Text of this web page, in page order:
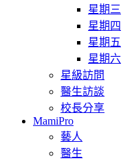
星期三
星期四
星期五
星期六
星級訪問
醫生訪談
校長分享
MamiPro
藝人
醫生